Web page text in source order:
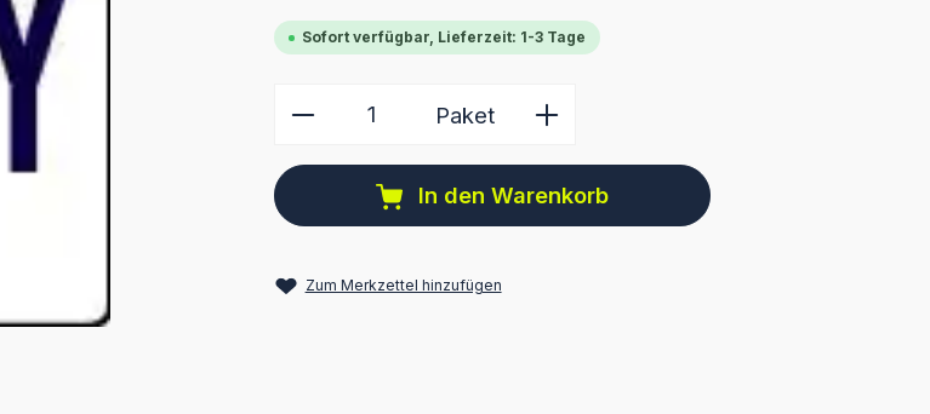
Sofort verfügbar, Lieferzeit: 1-3 Tage
Produkt Anzahl: Gib den gewünschten Wert
Paket
In den Warenkorb
Zum Merkzettel hinzufügen